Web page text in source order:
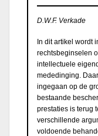
D.W.F. Verkade
In dit artikel wordt
rechtsbeginselen
intellectuele
mededinging.
ingegaan op de
bestaande
prestaties is terug
verschillende
voldoende